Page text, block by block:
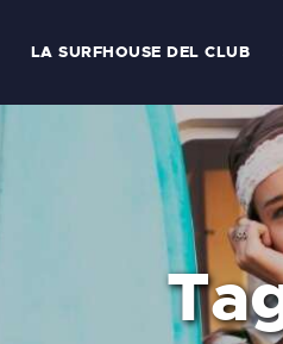
LA SURFHOUSE DEL CLUB